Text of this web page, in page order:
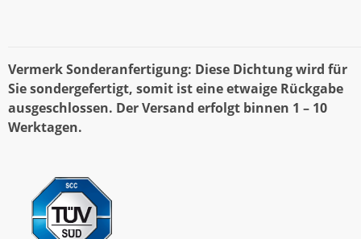
Vermerk Sonderanfertigung: Diese Dichtung wird für
Sie sondergefertigt, somit ist eine etwaige Rückgabe
ausgeschlossen. Der Versand erfolgt binnen 1 – 10
Werktagen.